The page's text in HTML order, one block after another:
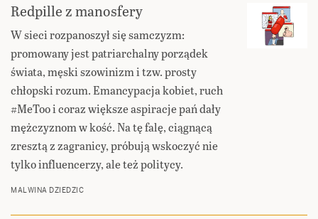
Redpille z manosfery
W sieci rozpanoszył się samczyzm:
promowany jest patriarchalny porządek
świata, męski szowinizm i tzw. prosty
chłopski rozum. Emancypacja kobiet, ruch
#MeToo i coraz większe aspiracje pań dały
mężczyznom w kość. Na tę falę, ciągnącą
zresztą z zagranicy, próbują wskoczyć nie
tylko influencerzy, ale też politycy.
MALWINA DZIEDZIC